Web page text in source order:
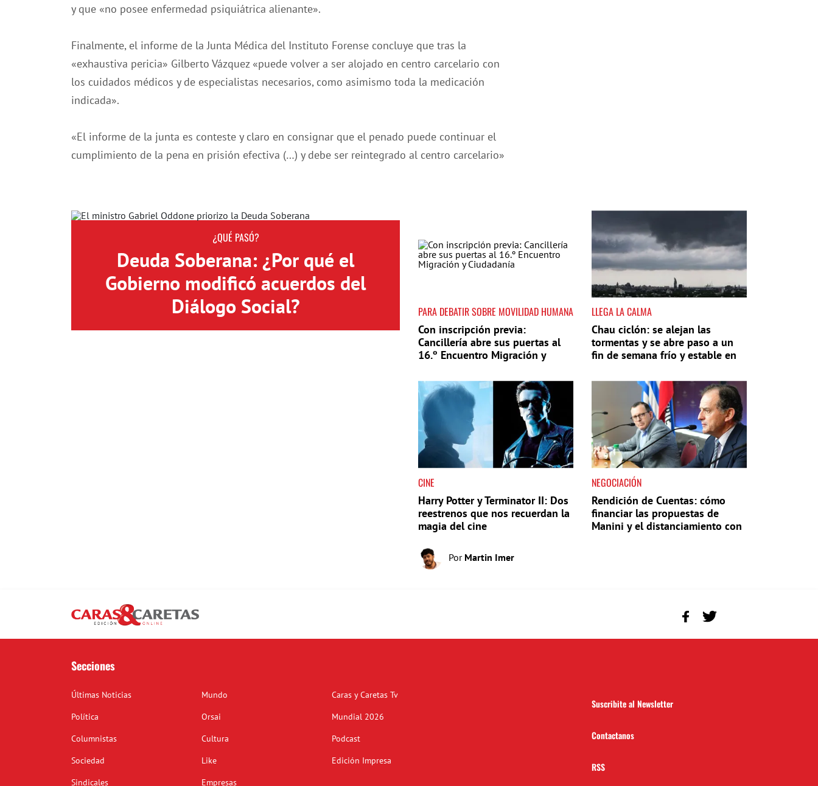
y que «no posee enfermedad psiquiátrica alienante».
Finalmente, el informe de la Junta Médica del Instituto Forense concluye que tras la
«exhaustiva pericia» Gilberto Vázquez «puede volver a ser alojado en centro carcelario con
los cuidados médicos y de especialistas necesarios, como asimismo toda la medicación
indicada».
«El informe de la junta es conteste y claro en consignar que el penado puede continuar el
cumplimiento de la pena en prisión efectiva (…) y debe ser reintegrado al centro carcelario»
¿QUÉ PASÓ?
Deuda Soberana: ¿Por qué el
Gobierno modificó acuerdos del
Diálogo Social?
PARA DEBATIR SOBRE MOVILIDAD HUMANA
Con inscripción previa:
Cancillería abre sus puertas al
16.º Encuentro Migración y
LLEGA LA CALMA
Chau ciclón: se alejan las
tormentas y se abre paso a un
fin de semana frío y estable en
CINE
Harry Potter y Terminator II: Dos
reestrenos que nos recuerdan la
magia del cine
Por Martin Imer
NEGOCIACIÓN
Rendición de Cuentas: cómo
financiar las propuestas de
Manini y el distanciamiento con
Secciones
Últimas Noticias
Política
Columnistas
Sociedad
Sindicales
Mundo
Orsai
Cultura
Like
Empresas
Caras y Caretas Tv
Mundial 2026
Podcast
Edición Impresa
Suscribite al Newsletter
Contactanos
RSS